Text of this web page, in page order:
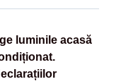
luminile acasă